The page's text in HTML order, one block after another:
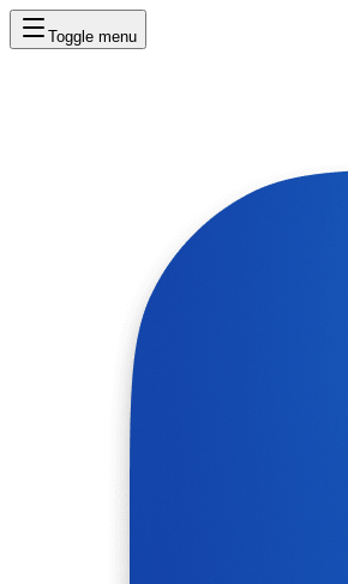
Toggle menu